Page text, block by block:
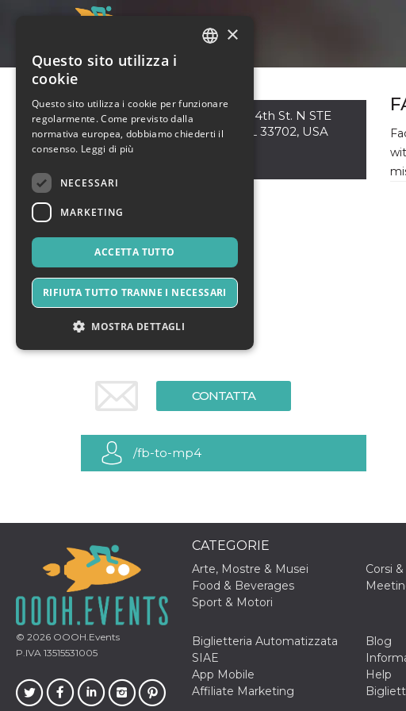
Saint Petersburg
7901 4th St. N STE
7447, St. Petersburg, FL 33702, USA
33702
CONTATTA
/fb-to-mp4
© 2026 OOOH.Events
P.IVA 13515531005
CATEGORIE
Arte, Mostre & Musei Corsi
Food & Beverages
Sport & Motori
Biglietteria Automatizzata
SIAE
Blog
App Mobile
Help
Affiliate Marketing
×
Questo sito utilizza i
cookie
Questo sito utilizza i cookie per funzionare
regolarmente. Come previsto dalla
normativa europea, dobbiamo chiederti il
consenso. Leggi di più
NECESSARI
MARKETING
ACCETTA TUTTO
RIFIUTA TUTTO TRANNE I NECESSARI
MOSTRA DETTAGLI
Necessari Marketing
I cookie strettamente necessari o tecnici sono
servizi qui presenti non potranno funzionare
Provider /
Inc.
Cookie from
passed. It is
used to no
longer issue a
required to
wordpress_test_cookie
Automattic
Inc.
Sessione
Cookie di
Wordpress,